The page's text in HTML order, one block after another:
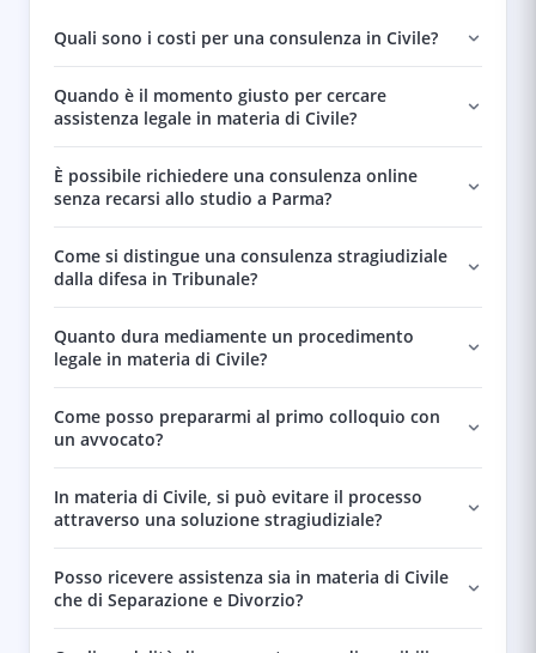
Quali sono i costi per una consulenza in Civile?
Quando è il momento giusto per cercare
assistenza legale in materia di Civile?
È possibile richiedere una consulenza online
senza recarsi allo studio a Parma?
Come si distingue una consulenza stragiudiziale
dalla difesa in Tribunale?
Quanto dura mediamente un procedimento
legale in materia di Civile?
Come posso prepararmi al primo colloquio con
un avvocato?
In materia di Civile, si può evitare il processo
attraverso una soluzione stragiudiziale?
Posso ricevere assistenza sia in materia di Civile
che di Separazione e Divorzio?